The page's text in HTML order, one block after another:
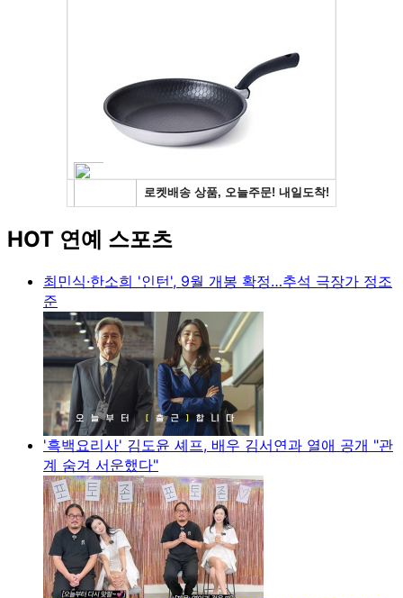
HOT 연예 스포츠
최민식·한소희 '인턴', 9월 개봉 확정…추석 극장가 정조
준
'흑백요리사' 김도윤 셰프, 배우 김서연과 열애 공개 "관
계 숨겨 서운했다"